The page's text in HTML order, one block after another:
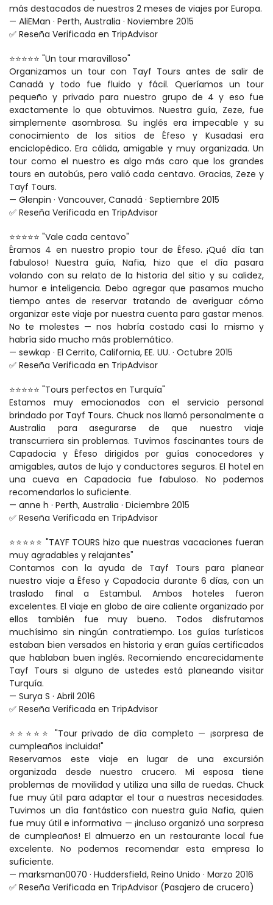
más destacados de nuestros 2 meses de viajes por Europa.
— AliEMan · Perth, Australia · Noviembre 2015
✅ Reseña Verificada en TripAdvisor
⭐⭐⭐⭐⭐ "Un tour maravilloso"
Organizamos un tour con Tayf Tours antes de salir de
Canadá y todo fue fluido y fácil. Queríamos un tour
pequeño y privado para nuestro grupo de 4 y eso fue
exactamente lo que obtuvimos. Nuestra guía, Zeze, fue
simplemente asombrosa. Su inglés era impecable y su
conocimiento de los sitios de Éfeso y Kusadasi era
enciclopédico. Era cálida, amigable y muy organizada. Un
tour como el nuestro es algo más caro que los grandes
tours en autobús, pero valió cada centavo. Gracias, Zeze y
Tayf Tours.
— Glenpin · Vancouver, Canadá · Septiembre 2015
✅ Reseña Verificada en TripAdvisor
⭐⭐⭐⭐⭐ "Vale cada centavo"
Éramos 4 en nuestro propio tour de Éfeso. ¡Qué día tan
fabuloso! Nuestra guía, Nafia, hizo que el día pasara
volando con su relato de la historia del sitio y su calidez,
humor e inteligencia. Debo agregar que pasamos mucho
tiempo antes de reservar tratando de averiguar cómo
organizar este viaje por nuestra cuenta para gastar menos.
No te molestes — nos habría costado casi lo mismo y
habría sido mucho más problemático.
— sewkap · El Cerrito, California, EE. UU. · Octubre 2015
✅ Reseña Verificada en TripAdvisor
⭐⭐⭐⭐⭐ "Tours perfectos en Turquía"
Estamos muy emocionados con el servicio personal
brindado por Tayf Tours. Chuck nos llamó personalmente a
Australia para asegurarse de que nuestro viaje
transcurriera sin problemas. Tuvimos fascinantes tours de
Capadocia y Éfeso dirigidos por guías conocedores y
amigables, autos de lujo y conductores seguros. El hotel en
una cueva en Capadocia fue fabuloso. No podemos
recomendarlos lo suficiente.
— anne h · Perth, Australia · Diciembre 2015
✅ Reseña Verificada en TripAdvisor
⭐⭐⭐⭐⭐ "TAYF TOURS hizo que nuestras vacaciones fueran
muy agradables y relajantes"
Contamos con la ayuda de Tayf Tours para planear
nuestro viaje a Éfeso y Capadocia durante 6 días, con un
traslado final a Estambul. Ambos hoteles fueron
excelentes. El viaje en globo de aire caliente organizado por
ellos también fue muy bueno. Todos disfrutamos
muchísimo sin ningún contratiempo. Los guías turísticos
estaban bien versados en historia y eran guías certificados
que hablaban buen inglés. Recomiendo encarecidamente
Tayf Tours si alguno de ustedes está planeando visitar
Turquía.
— Surya S · Abril 2016
✅ Reseña Verificada en TripAdvisor
⭐⭐⭐⭐⭐ "Tour privado de día completo — ¡sorpresa de
cumpleaños incluida!"
Reservamos este viaje en lugar de una excursión
organizada desde nuestro crucero. Mi esposa tiene
problemas de movilidad y utiliza una silla de ruedas. Chuck
fue muy útil para adaptar el tour a nuestras necesidades.
Tuvimos un día fantástico con nuestra guía Nafia, quien
fue muy útil e informativa — ¡incluso organizó una sorpresa
de cumpleaños! El almuerzo en un restaurante local fue
excelente. No podemos recomendar esta empresa lo
suficiente.
— marksman0070 · Huddersfield, Reino Unido · Marzo 2016
✅ Reseña Verificada en TripAdvisor (Pasajero de crucero)